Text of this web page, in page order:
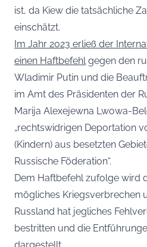
ist, da Kiew die tatsächliche
einschätzt.
Im Jahr 2023 erließ der
einen Haftbefehlgegen den
Wladimir Putin und die
im Amt des Präsidenten der
Marija Alexejewna Lwowa-
„rechtswidrigen Deportation
(Kindern) aus besetzten
Russische Föderation“.
Dem Haftbefehl zufolge wird
mögliches Kriegsverbrechen
Russland hat jegliches
bestritten und die